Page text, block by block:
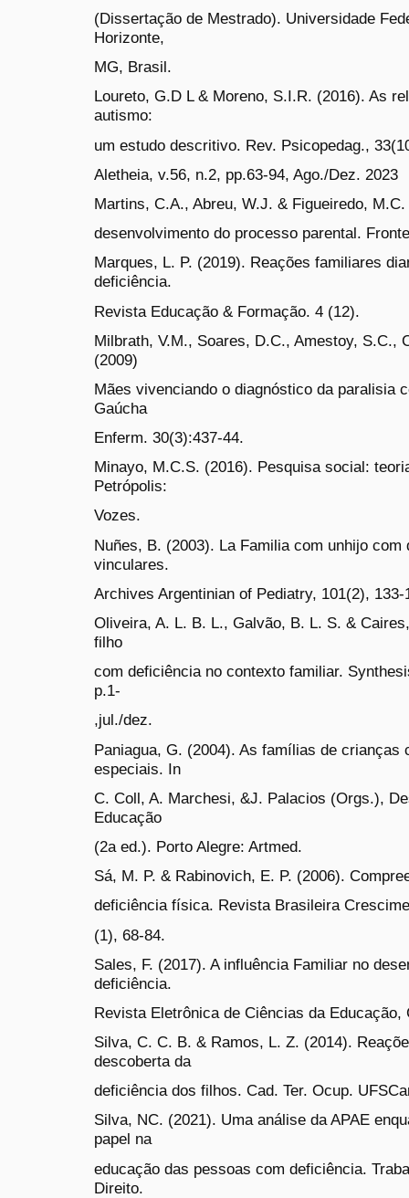
(Dissertação de Mestrado). Universidade
Horizonte,
MG, Brasil.
Loureto, G.D L & Moreno, S.I.R. (2016). As
autismo:
um estudo descritivo. Rev. Psicopedag.,
Aletheia, v.56, n.2, pp.63-94, Ago./Dez. 2023
Martins, C.A., Abreu, W.J. & Figueiredo,
desenvolvimento do processo parental.
Marques, L. P. (2019). Reações familiares
deficiência.
Revista Educação & Formação. 4 (12).
Milbrath, V.M., Soares, D.C., Amestoy, S.C.,
(2009)
Mães vivenciando o diagnóstico da paralisia
Gaúcha
Enferm. 30(3):437-44.
Minayo, M.C.S. (2016). Pesquisa social:
Petrópolis:
Vozes.
Nuñes, B. (2003). La Familia com unhijo
vinculares.
Archives Argentinian of Pediatry, 101(2), 133-
Oliveira, A. L. B. L., Galvão, B. L. S. &
filho
com deficiência no contexto familiar.
p.1-
,jul./dez.
Paniagua, G. (2004). As famílias de crianças
especiais. In
C. Coll, A. Marchesi, &J. Palacios (Orgs.),
Educação
(2a ed.). Porto Alegre: Artmed.
Sá, M. P. & Rabinovich, E. P. (2006).
deficiência física. Revista Brasileira
(1), 68-84.
Sales, F. (2017). A influência Familiar no
deficiência.
Revista Eletrônica de Ciências da Educação,
Silva, C. C. B. & Ramos, L. Z. (2014).
descoberta da
deficiência dos filhos. Cad. Ter. Ocup.
Silva, NC. (2021). Uma análise da APAE
papel na
educação das pessoas com deficiência.
Direito.